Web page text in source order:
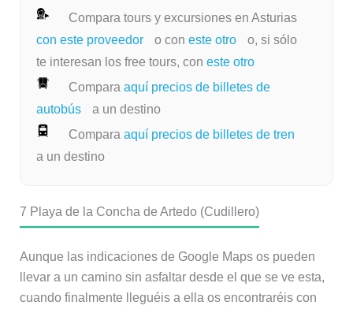
Compara tours y excursiones en Asturias
con este proveedor
o con este otro
o, si sólo
te interesan los free tours, con este otro
Compara aquí precios de billetes de
autobús
a un destino
Compara aquí precios de billetes de tren
a un destino
7 Playa de la Concha de Artedo (Cudillero)
Aunque las indicaciones de Google Maps os pueden
llevar a un camino sin asfaltar desde el que se ve esta,
cuando finalmente lleguéis a ella os encontraréis con